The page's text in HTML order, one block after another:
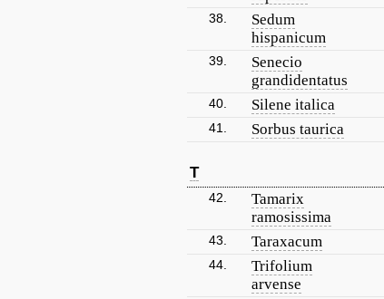
38.
Sedum
hispanicum
39.
Senecio
grandidentatus
40. Silene italica
41.
Sorbus taurica
T
42.
Tamarix
ramosissima
43. Taraxacum
44.
Trifolium
arvense